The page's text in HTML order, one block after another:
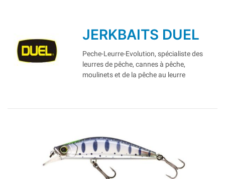
JERKBAITS DUEL
Peche-Leurre-Evolution, spécialiste des
leurres de pêche, cannes à pêche,
moulinets et de la pêche au leurre